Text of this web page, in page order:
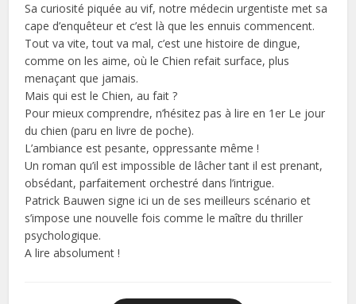
Sa curiosité piquée au vif, notre médecin urgentiste met sa
cape d’enquêteur et c’est là que les ennuis commencent.
Tout va vite, tout va mal, c’est une histoire de dingue,
comme on les aime, où le Chien refait surface, plus
menaçant que jamais.
Mais qui est le Chien, au fait ?
Pour mieux comprendre, n’hésitez pas à lire en 1er Le jour
du chien (paru en livre de poche).
L’ambiance est pesante, oppressante même !
Un roman qu’il est impossible de lâcher tant il est prenant,
obsédant, parfaitement orchestré dans l’intrigue.
Patrick Bauwen signe ici un de ses meilleurs scénario et
s’impose une nouvelle fois comme le maître du thriller
psychologique.
A lire absolument !